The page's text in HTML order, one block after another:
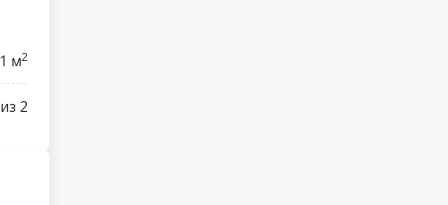
451 м2
2 из 2